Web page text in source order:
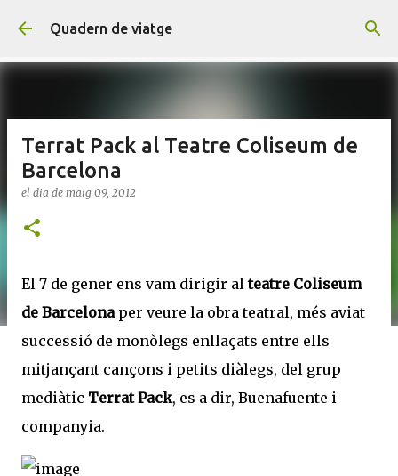
Salta al contingut principal
Quadern de viatge
Terrat Pack al Teatre Coliseum de
Barcelona
el dia de maig 09, 2012
El 7 de gener ens vam dirigir alteatre Coliseum
de Barcelonaper veure la obra teatral, més aviat
successió de monòlegs enllaçats entre ells
mitjançant cançons i petits diàlegs, del grup
mediàtic Terrat Pack, es a dir, Buenafuente i
companyia.